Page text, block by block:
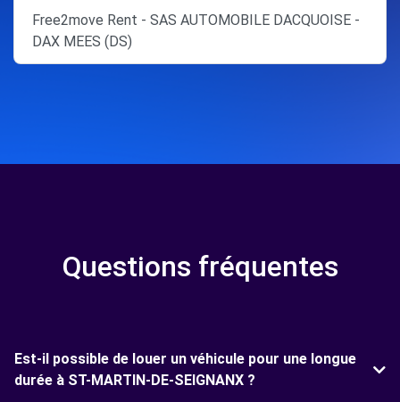
Free2move Rent - SAS AUTOMOBILE DACQUOISE -
DAX MEES (DS)
Questions fréquentes
Est-il possible de louer un véhicule pour une longue
durée à ST-MARTIN-DE-SEIGNANX ?